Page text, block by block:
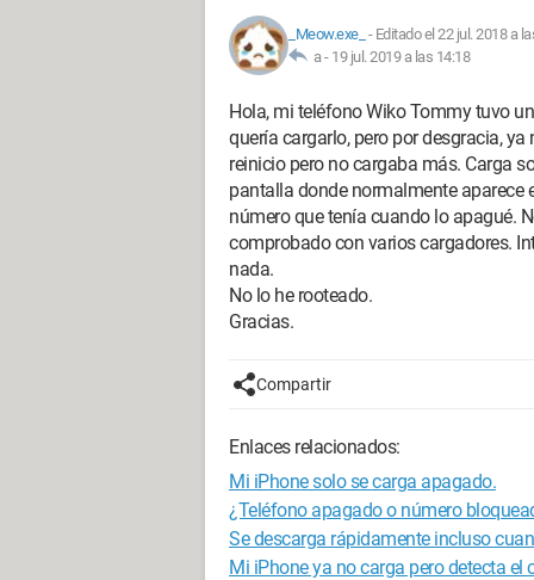
_Meow.exe_ - Editado el 22 jul. 2018 a
a - 19 jul. 2019 a las 14:18
Hola, mi teléfono Wiko Tommy tuvo
quería cargarlo, pero por desgracia,
reinicio pero no cargaba más. Carga
pantalla donde normalmente aparece
número que tenía cuando lo apagué.
comprobado con varios cargadores.
nada.
No lo he rooteado.
Gracias.
Compartir
Enlaces relacionados:
Mi iPhone solo se carga apagado.
¿Teléfono apagado o número
Se descarga rápidamente incluso
Mi iPhone ya no carga pero detecta el